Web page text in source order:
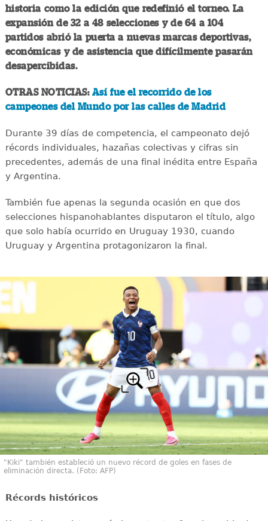
historia como la edición que redefinió el torneo. La
expansión de 32 a 48 selecciones y de 64 a 104
partidos abrió la puerta a nuevas marcas deportivas,
económicas y de asistencia que difícilmente pasarán
desapercibidas.
OTRAS NOTICIAS: Así fue el recorrido de los
campeones del Mundo por las calles de Madrid
Durante 39 días de competencia, el campeonato dejó
récords individuales, hazañas colectivas y cifras sin
precedentes, además de una final inédita entre España
y Argentina.
También fue apenas la segunda ocasión en que dos
selecciones hispanohablantes disputaron el título, algo
que solo había ocurrido en Uruguay 1930, cuando
Uruguay y Argentina protagonizaron la final.
"Kiki" también estableció un nuevo récord de goles en fases de
eliminación directa. (Foto: AFP)
Récords históricos